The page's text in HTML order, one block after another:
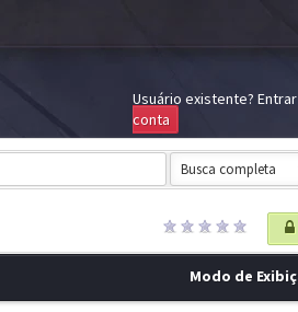
Usuário existente? Entrar
conta
Modo de